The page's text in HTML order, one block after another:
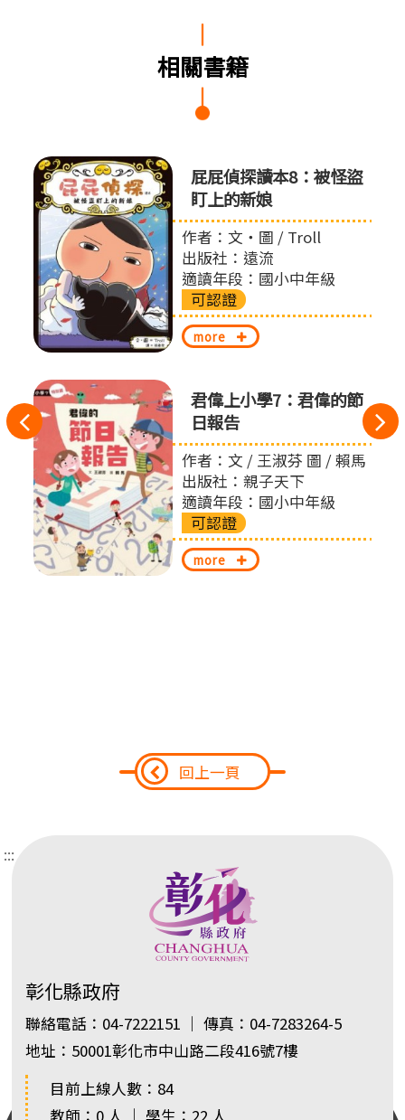
相關書籍
往
左
切
換
屁屁偵探讀本8：被怪盜
盯上的新娘
作者：文‧圖 / Troll
出版社：遠流
適讀年段：國小中年級
可認證
more
君偉上小學7：君偉的節
日報告
作者：文 / 王淑芬 圖 / 賴馬
出版社：親子天下
適讀年段：國小中年級
可認證
more
回上一頁
:::
彰化縣政府
聯絡電話：04-7222151 ｜ 傳真：04-7283264-5
地址：50001彰化市中山路二段416號7樓
目前上線人數：84
教師：0 人 ｜ 學生：22 人